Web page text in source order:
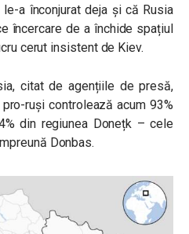
a înconjurat deja și că Rusia
încercare de a închide spațiul
cerut insistent de Kiev.
citat de agențiile de presă,
ruși controlează acum 93%
din regiunea Donețk – cele
Donbas.